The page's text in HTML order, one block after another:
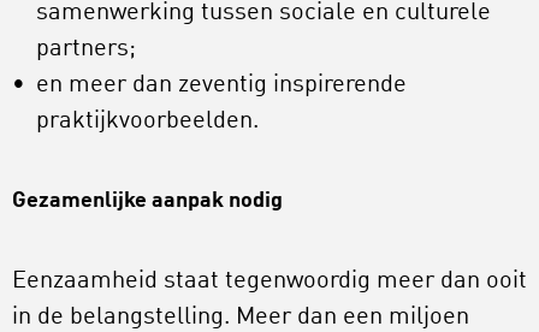
samenwerking tussen sociale en culturele
partners;
en meer dan zeventig inspirerende
praktijkvoorbeelden.
Gezamenlijke aanpak nodig
Eenzaamheid staat tegenwoordig meer dan ooit
in de belangstelling. Meer dan een miljoen